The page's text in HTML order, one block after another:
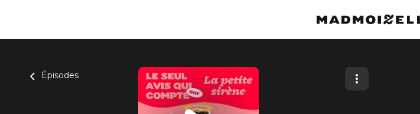
Épisodes